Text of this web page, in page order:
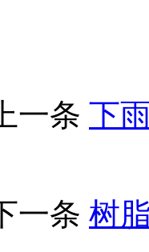
上一条 下
一条 树